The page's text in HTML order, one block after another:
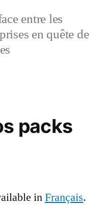
entre les
en quête de
packs
inFrançais.